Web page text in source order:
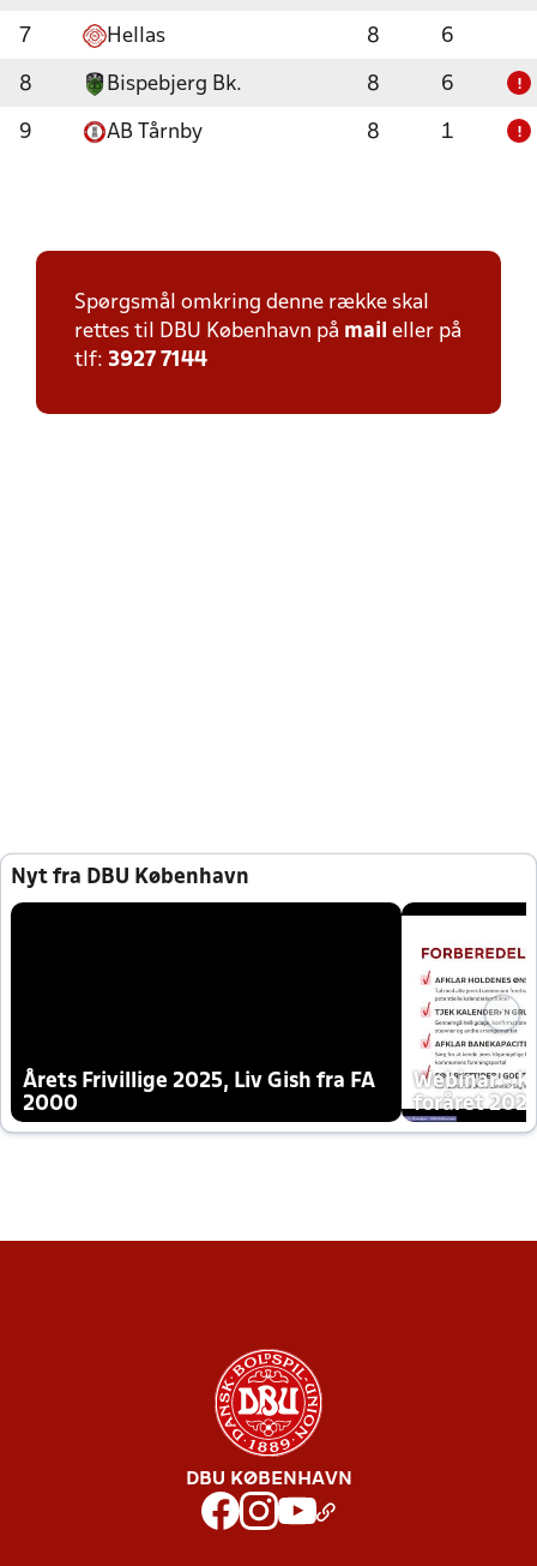
7 Hellas 8 6
8 Bispebjerg Bk. 8 6 !
9 AB Tårnby 8 1 !
Spørgsmål omkring denne række skal
rettes til DBU København på mail eller på
tlf: 3927 7144
Nyt fra DBU København
Årets Frivillige 2025, Liv Gish fra FA
2000
Webinar -
foråret
DBU KØBENHAVN